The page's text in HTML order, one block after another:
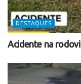
DESTAQUES
Acidente na